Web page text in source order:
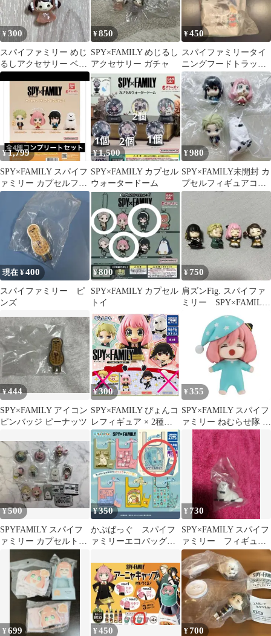
¥300
スパイファミリー めじ
るしアクセサリー ベッ
キー
¥850
SPY×FAMILY めじるし
アクセサリー ガチャ
¥450
スパイファミリータイ
ニングフードトラック
ポップコーンケース
¥1,799
SPY×FAMILY スパイフ
ァミリー カプセルフィ
ギュアコレクション2
¥1,500
SPY×FAMILY カプセル
ウォータードーム
¥980
SPY×FAMILY未開封 カ
プセルフィギュアコレ
クション2 コンプリー
現在 ¥400
スパイファミリー ピ
ンズ
¥800
SPY×FAMILY カプセル
トイ
¥750
肩ズンFig. スパイファ
ミリー SPY×FAMILY
コンプリートセット
¥444
SPY×FAMILY アイコン
ピンバッジ ピーナッツ
¥300
SPY×FAMILY ぴょんコ
レフィギュア × 2種セ
ット ガチャ ガチャガチ
ャ フィギュア スパイフ
ァミリー アーニャ ヨル
¥ 355
SPY×FAMILY スパイフ
ァミリー ねむらせ隊 ア
ーニャ・フォージャー
¥500
SPYFAMILY スパイフ
ァミリー カプセルトイ
¥350
かぷばっぐ スパイフ
ァミリーエコバッグ
ドヨルさんアーニャ
¥ 730
SPY×FAMILY スパイフ
ァミリー フィギュ
ア ボンド
¥699 ¥450 ¥700